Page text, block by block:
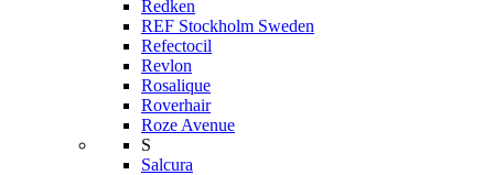
Redken
REF Stockholm Sweden
Refectocil
Revlon
Rosalique
Roverhair
Roze Avenue
S
Salcura